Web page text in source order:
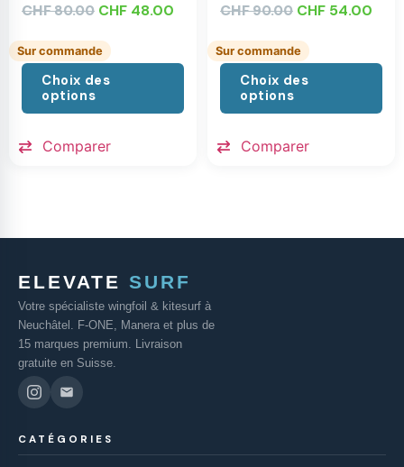
CHF80.00 CHF 48.00
Sur commande
Choix des
options
Comparer
CHF90.00 CHF 54.00
Sur commande
Choix des
options
Comparer
ELEVATE SURF
Votre spécialiste wingfoil & kitesurf à
Neuchâtel. F-ONE, Manera et plus de
15 marques premium. Livraison
gratuite en Suisse.
CATÉGORIES